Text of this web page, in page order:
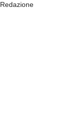
Redazione